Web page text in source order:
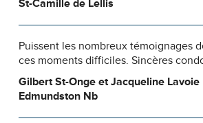
St-Camille de Lellis
Puissent les nombreux témoignages
ces moments difficiles. Sincères
Gilbert St-Onge et Jacqueline Lavoie
Edmundston Nb